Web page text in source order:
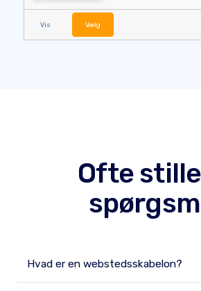
Vis Vælg
Ofte
Hvad er en webstedsskabelon?